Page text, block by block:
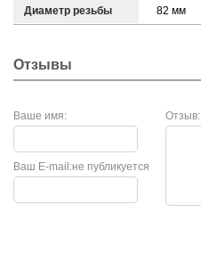
Диаметр резьбы 82 мм
Отзывы
Ваше имя: Отзыв:
не публикуется
Ваш E-mail: